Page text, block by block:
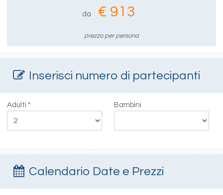
da € 913
prezzo per persona
Inserisci numero di partecipanti
Adulti* Bambini
Calendario Date e Prezzi